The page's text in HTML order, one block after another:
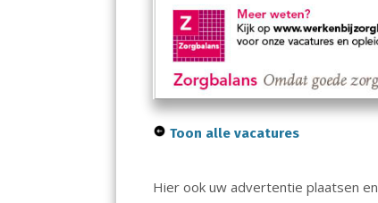
Toon alle vacatures
Hier ook uw advertentie plaatsen en